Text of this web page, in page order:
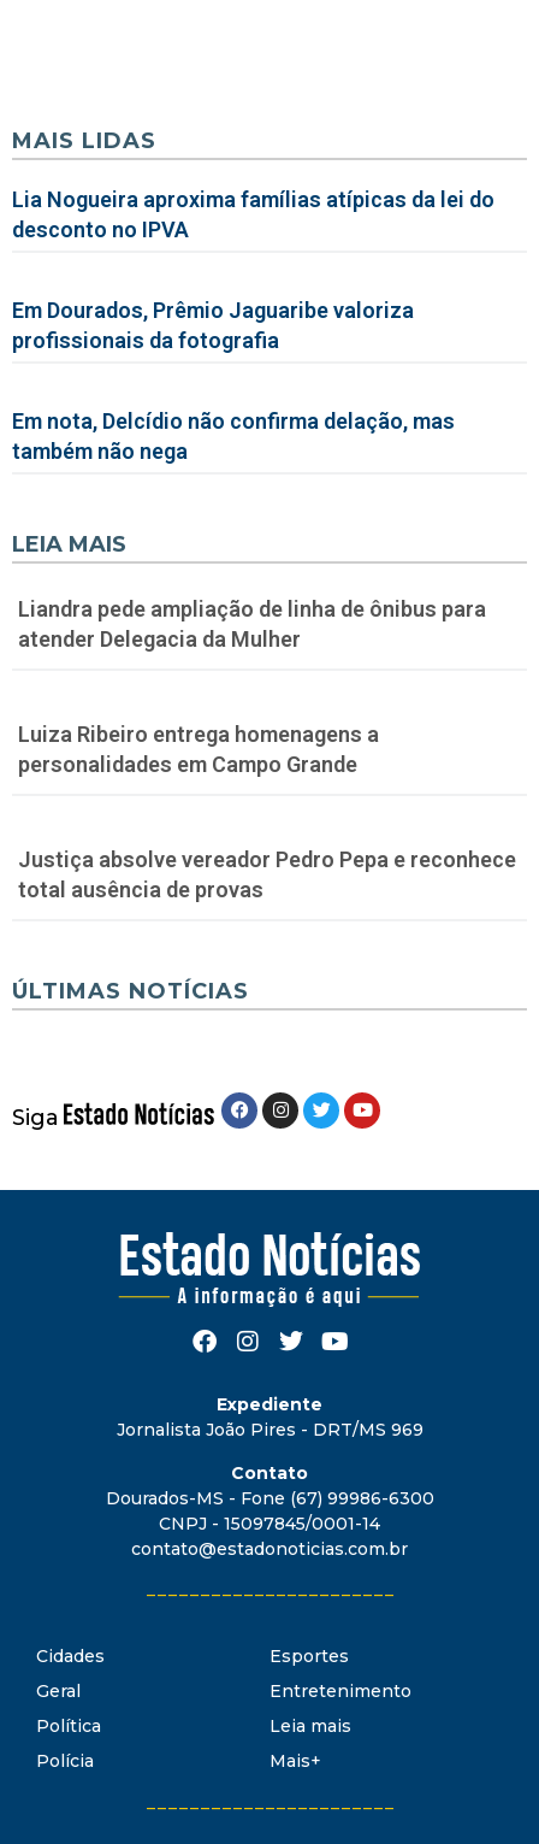
MAIS LIDAS
Lia Nogueira aproxima famílias atípicas da lei do
desconto no IPVA
Em Dourados, Prêmio Jaguaribe valoriza
profissionais da fotografia
Em nota, Delcídio não confirma delação, mas
também não nega
LEIA MAIS
Liandra pede ampliação de linha de ônibus para
atender Delegacia da Mulher
Luiza Ribeiro entrega homenagens a
personalidades em Campo Grande
Justiça absolve vereador Pedro Pepa e reconhece
total ausência de provas
ÚLTIMAS NOTÍCIAS
Siga
Expediente
Jornalista João Pires - DRT/MS 969
Contato
Dourados-MS - Fone (67) 99986-6300
CNPJ - 15097845/0001-14
contato@estadonoticias.com.br
Cidades
Geral
Política
Polícia
Esportes
Entretenimento
Leia mais
Mais+